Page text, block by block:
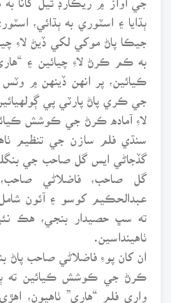
ٻڌايا ۽ اسٽوري به ٻڌائي،
جيڪا پاڻ موکي لکي ڏيڻ لاءِ
به ڪم ڪرڻ لاءِ چيائين ۽
ڪيائين، پر انهن ڏينهن ۾ وٽس
جي ڪري پاڻ پارٽي پي
لاءِ آماده ڪرڻ جي ڪوشش
سنڌي فلم سازن جي تنظيم
گڏجاڻي ايس گل صاحب جي
گل صاحب، فاضلاڻي صاحب،
عبدالحڪيم کوسو ۽ آئون
ته سڀ حصيدار بنجي، هڪ
ٺاهينداسين.
ان کان پوءِ فاضلاڻي صاحب پاڻ
ڪرڻ جي ڪوشش ڪيائين ته ٻي
واري فلم “هاري” ٺاهيون،